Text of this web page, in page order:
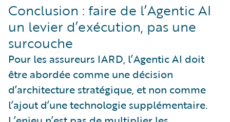
Conclusion : faire de l’Agentic AI
un levier d’exécution, pas une
surcouche
Pour les assureurs IARD, l’Agentic AI doit
être abordée comme une décision
d’architecture stratégique, et non comme
l’ajout d’une technologie supplémentaire.